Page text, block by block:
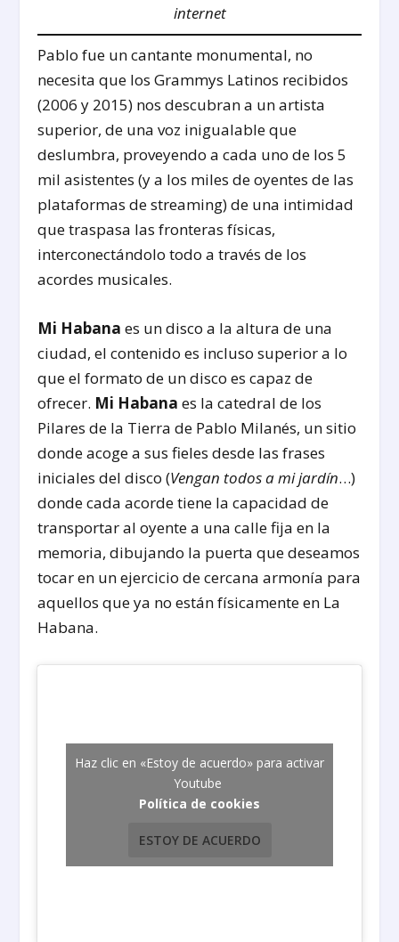
internet
Pablo fue un cantante monumental, no
necesita que los Grammys Latinos recibidos
(2006 y 2015) nos descubran a un artista
superior, de una voz inigualable que
deslumbra, proveyendo a cada uno de los 5
mil asistentes (y a los miles de oyentes de las
plataformas de streaming) de una intimidad
que traspasa las fronteras físicas,
interconectándolo todo a través de los
acordes musicales.
Mi Habana es un disco a la altura de una
ciudad, el contenido es incluso superior a lo
que el formato de un disco es capaz de
ofrecer. Mi Habana es la catedral de los
Pilares de la Tierra de Pablo Milanés, un sitio
donde acoge a sus fieles desde las frases
iniciales del disco (Vengan todos a mi jardín…)
donde cada acorde tiene la capacidad de
transportar al oyente a una calle fija en la
memoria, dibujando la puerta que deseamos
tocar en un ejercicio de cercana armonía para
aquellos que ya no están físicamente en La
Habana.
Haz clic en «Estoy de acuerdo» para activar
Youtube
Política de cookies
ESTOY DE ACUERDO